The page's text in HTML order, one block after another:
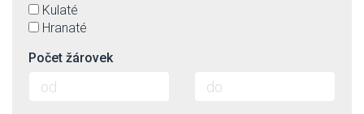
Kulaté
Hranaté
Počet žárovek